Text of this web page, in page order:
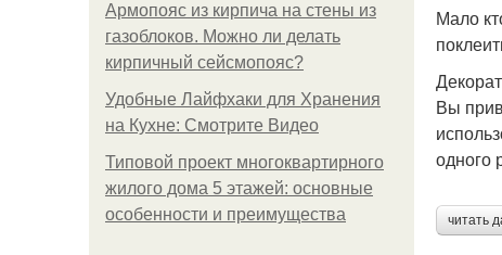
Армопояс из кирпича на стены из
газоблоков. Можно ли делать
кирпичный сейсмопояс?
Удобные Лайфхаки для Хранения
на Кухне: Смотрите Видео
Типовой проект многоквартирного
жилого дома 5 этажей: основные
особенности и преимущества
Мало
Вы
одного
читать